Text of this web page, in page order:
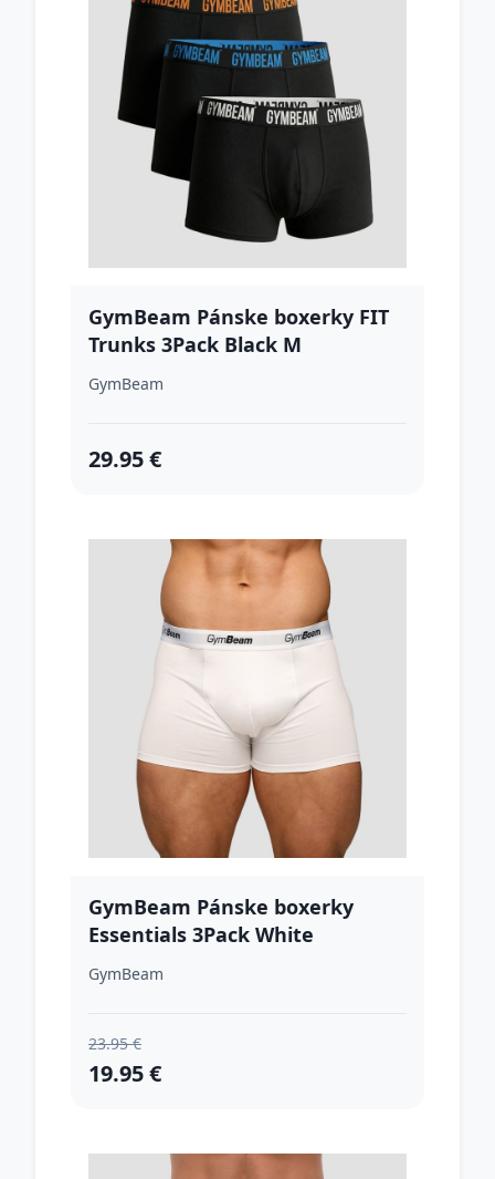
GymBeam Pánske boxerky FIT
Trunks 3Pack Black M
GymBeam
29.95 €
GymBeam Pánske boxerky
Essentials 3Pack White
XXXLXXXL
GymBeam
23.95 €
19.95 €